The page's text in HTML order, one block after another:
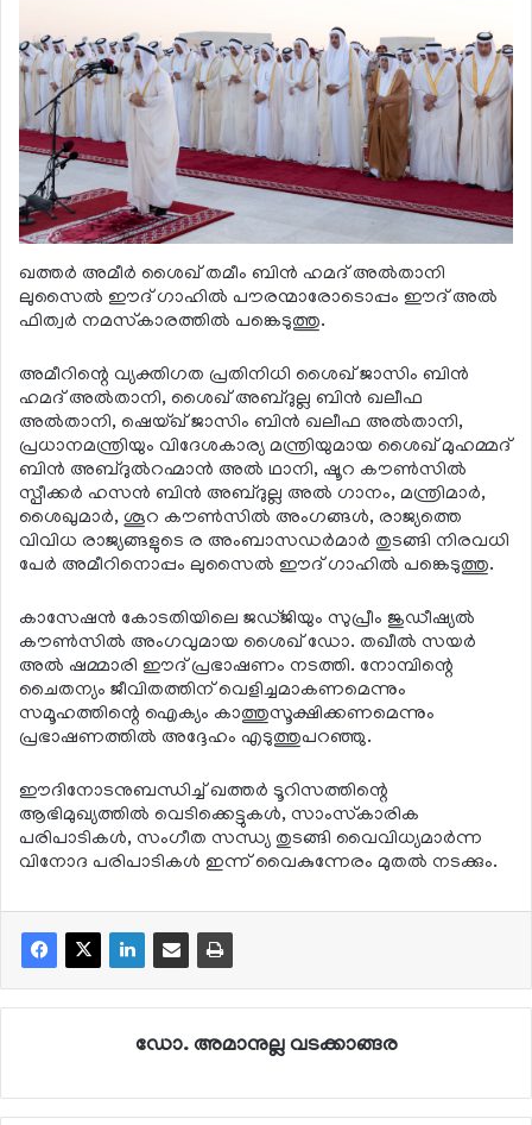
ഖത്തര്‍ അമീര്‍ ശൈഖ് തമീം ബിന്‍ ഹമദ് അല്‍താനി
ലുസൈല്‍ ഈദ് ഗാഹില്‍ പൗരന്മാരോടൊപ്പം ഈദ് അല്‍
ഫിത്വര്‍ നമസ്‌കാരത്തില്‍ പങ്കെടുത്തു.
അമീറിന്റെ വ്യക്തിഗത പ്രതിനിധി ശൈഖ് ജാസിം ബിന്‍
ഹമദ് അല്‍താനി, ശൈഖ് അബ്ദുല്ല ബിന്‍ ഖലീഫ
അല്‍താനി, ഷെയ്ഖ് ജാസിം ബിന്‍ ഖലീഫ അല്‍താനി,
പ്രധാനമന്ത്രിയും വിദേശകാര്യ മന്ത്രിയുമായ ശൈഖ് മുഹമ്മദ്
ബിന്‍ അബ്ദുല്‍റഹ്മാന്‍ അല്‍ ഥാനി, ഷൂറ കൗണ്‍സില്‍
സ്പീക്കര്‍ ഹസന്‍ ബിന്‍ അബ്ദുല്ല അല്‍ ഗാനം, മന്ത്രിമാര്‍,
ശൈഖുമാര്‍, ശൂറ കൗണ്‍സില്‍ അംഗങ്ങള്‍, രാജ്യത്തെ
വിവിധ രാജ്യങ്ങളുടെ ര അംബാസഡര്‍മാര്‍ തുടങ്ങി നിരവധി
പേര്‍ അമീറിനൊപ്പം ലുസൈല്‍ ഈദ് ഗാഹില്‍ പങ്കെടുത്തു.
കാസേഷന്‍ കോടതിയിലെ ജഡ്ജിയും സുപ്രീം ജുഡീഷ്യല്‍
കൗണ്‍സില്‍ അംഗവുമായ ശൈഖ് ഡോ. തഖീല്‍ സയര്‍
അല്‍ ഷമ്മാരി ഈദ് പ്രഭാഷണം നടത്തി. നോമ്പിന്റെ
ചൈതന്യം ജീവിതത്തിന് വെളിച്ചമാകണമെന്നും
സമൂഹത്തിന്റെ ഐക്യം കാത്തുസൂക്ഷിക്കണമെന്നും
പ്രഭാഷണത്തില്‍ അദ്ദേഹം എടുത്തുപറഞ്ഞു.
ഈദിനോടനുബന്ധിച്ച് ഖത്തര്‍ ടൂറിസത്തിന്റെ
ആഭിമുഖ്യത്തില്‍ വെടിക്കെട്ടുകള്‍, സാംസ്‌കാരിക
പരിപാടികള്‍, സംഗീത സന്ധ്യ തുടങ്ങി വൈവിധ്യമാര്‍ന്ന
വിനോദ പരിപാടികള്‍ ഇന്ന് വൈകുന്നേരം മുതല്‍ നടക്കും.
ഡോ. അമാനുല്ല വടക്കാങ്ങര